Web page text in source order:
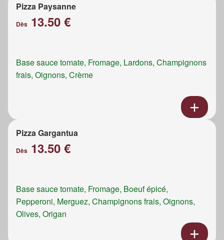
Pizza Paysanne
Dès 13.50 €
Base sauce tomate, Fromage, Lardons, Champignons
frais, Oignons, Crème
Pizza Gargantua
Dès 13.50 €
Base sauce tomate, Fromage, Boeuf épicé,
Pepperoni, Merguez, Champignons frais, Oignons,
Olives, Origan